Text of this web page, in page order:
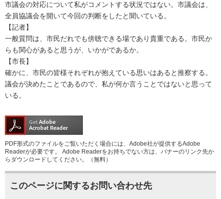
市議会の対応について私がコメントする状況ではない。​市議会は、
全員協議会を開いて今回の判断をしたと聞いている。
【記者】
一般質問は、市民だれでも傍聴できる場であり貴重である。市民か
らも関心があると思うが、いかがであるか。
【市長】
確かに、市民の皆様それぞれが抱えている思いはあると推察する。
議会が決めたことであるので、私が何か言うことではないと思って
いる。
PDF形式のファイルをご覧いただく場合には、Adobe社が提供するAdobe
Readerが必要です。
Adobe Readerをお持ちでない方は、バナーのリンク先か
らダウンロードしてください。（無料）
このページに関するお問い合わせ先